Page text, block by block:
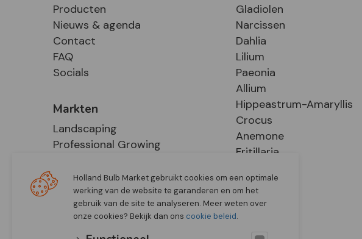
Producten
Nieuws & agenda
Contact
FAQ
Socials
Markten
Landscaping
Professional Growing
Retail
Gladiolen
Narcissen
Dahlia
Lilium
Paeonia
Allium
Hippeastrum-Amaryllis
Crocus
Anemone
Fritillaria
Holland Bulb Market gebruikt cookies om een optimale
werking van de website te garanderen en om het
gebruik van de site te analyseren. Meer weten over
onze cookies? Bekijk dan ons cookie beleid.